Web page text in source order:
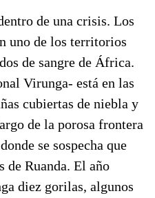
de una crisis. Los
uno de los territorios
de sangre de África.
Virunga- está en las
cubiertas de niebla y
de la porosa frontera
se sospecha que
de Ruanda. El año
diez gorilas, algunos